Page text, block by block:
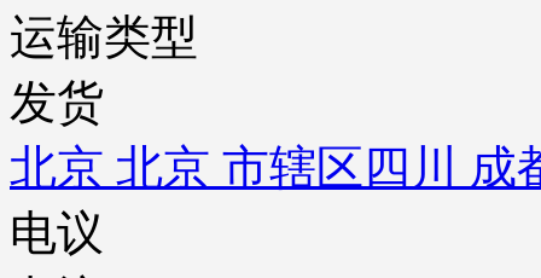
运输类型
发货
北京 北京 市辖区 四川 成
电议